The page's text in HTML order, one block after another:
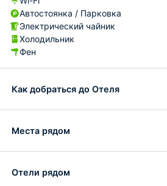
Автостоянка / Парковка
Электрический чайник
Холодильник
Фен
Как добраться до Отеля
Места рядом
Отели рядом